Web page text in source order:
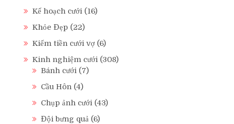
Kế hoạch cưới (16)
Khỏe Đẹp (22)
Kiếm tiền cưới vợ (6)
Kinh nghiệm cưới (308)
Bánh cưới (7)
Cầu Hôn (4)
Chụp ảnh cưới (43)
Đội bưng quả (6)